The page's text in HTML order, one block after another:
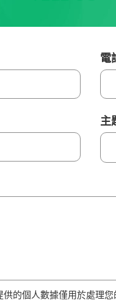
電
主
的個人數據僅用於處理您